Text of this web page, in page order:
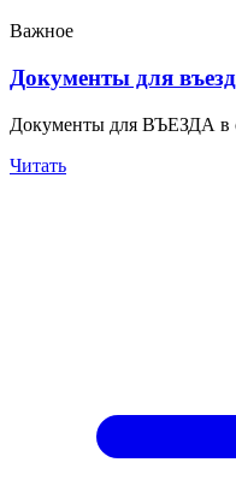
Важное
Документы для
Документы для ВЪЕЗДА в
Читать